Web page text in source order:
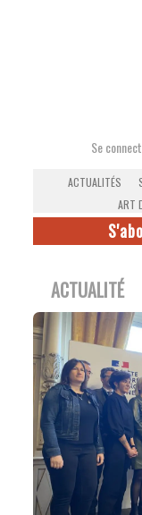
Se
ACTUALITÉS
ART
ACTUALITÉ